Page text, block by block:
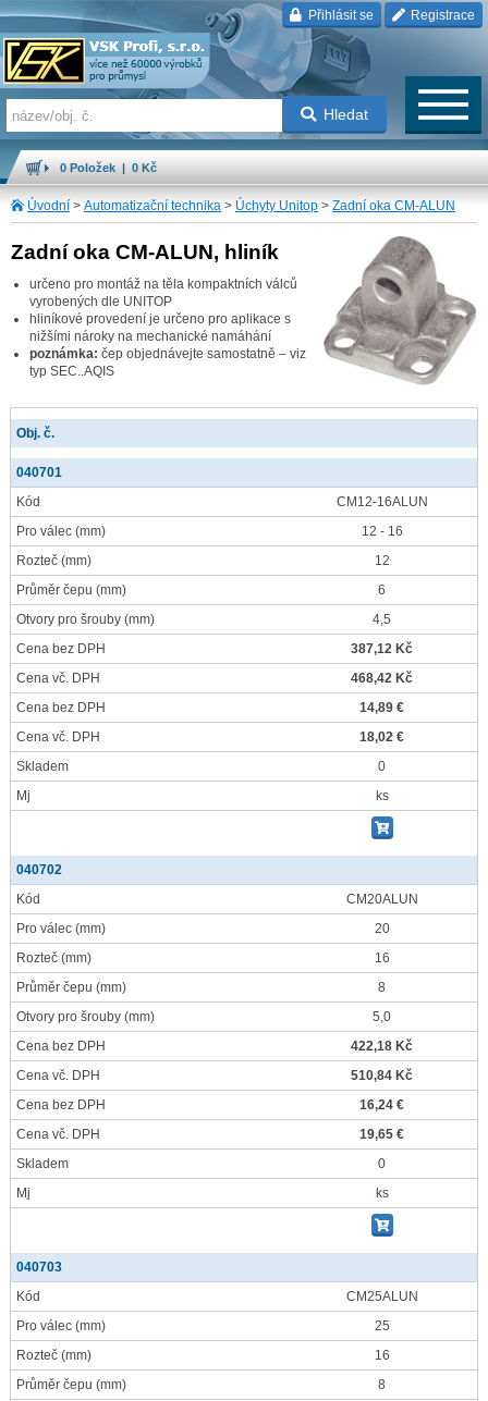
Přihlásit se Registrace
Hledat
0 Položek | 0 Kč
Úvodní > Automatizační technika > Úchyty Unitop > Zadní oka CM-ALUN
Zadní oka CM-ALUN, hliník
určeno pro montáž na těla kompaktních válců
vyrobených dle UNITOP
hliníkové provedení je určeno pro aplikace s
nižšími nároky na mechanické namáhání
poznámka: čep objednávejte samostatně – viz
typ SEC..AQIS
Obj. č.
040701
Kód
CM12-16ALUN
Pro válec (mm)
12 - 16
Rozteč (mm)
12
Průměr čepu (mm)
6
Otvory pro šrouby (mm)
4,5
Cena bez DPH
387,12 Kč
Cena vč. DPH
468,42 Kč
Cena bez DPH
14,89 €
Cena vč. DPH
18,02 €
Skladem
0
Mj
ks
040702
Kód
CM20ALUN
Pro válec (mm)
20
Rozteč (mm)
16
Průměr čepu (mm)
8
Otvory pro šrouby (mm)
5,0
Cena bez DPH
422,18 Kč
Cena vč. DPH
510,84 Kč
Cena bez DPH
16,24 €
Cena vč. DPH
19,65 €
Skladem
0
Mj
ks
040703
Kód
CM25ALUN
Pro válec (mm)
25
Rozteč (mm)
16
Průměr čepu (mm)
8